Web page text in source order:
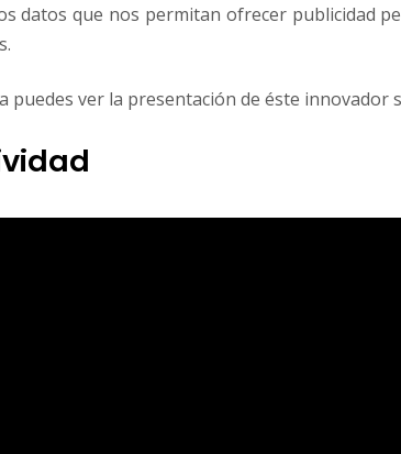
datos que nos permitan ofrecer publicidad
puedes ver la presentación de éste innovador